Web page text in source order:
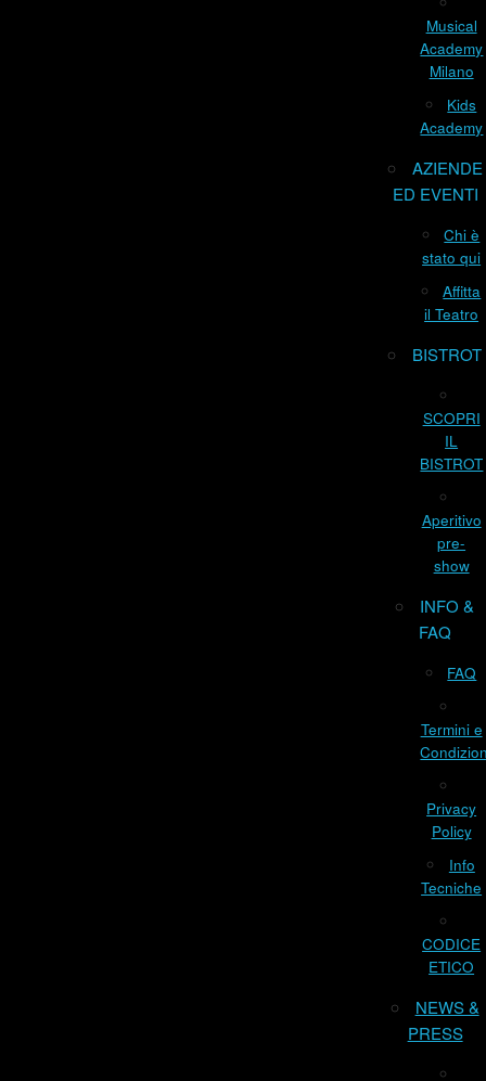
Musical
Academy
Milano
Kids
Academy
AZIENDE
ED EVENTI
Chi è
stato qui
Affitta
il Teatro
BISTROT
SCOPRI
IL
BISTROT
Aperitivo
pre-
show
INFO &
FAQ
FAQ
Termini e
Privacy
Policy
Info
Tecniche
CODICE
ETICO
NEWS &
PRESS